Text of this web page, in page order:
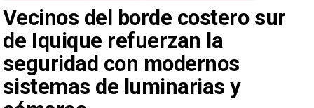
Vecinos del borde costero sur
de Iquique refuerzan la
seguridad con modernos
sistemas de luminarias y